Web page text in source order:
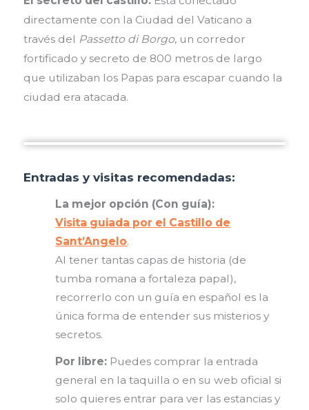
directamente con la Ciudad del Vaticano a
través del Passetto di Borgo, un corredor
fortificado y secreto de 800 metros de largo
que utilizaban los Papas para escapar cuando la
ciudad era atacada.
Entradas y visitas recomendadas:
La mejor opción (Con guía):
Visita guiada por el Castillo de
Sant’Angelo.
Al tener tantas capas de historia (de
tumba romana a fortaleza papal),
recorrerlo con un guía en español es la
única forma de entender sus misterios y
secretos.
Por libre: Puedes comprar la entrada
general en la taquilla o en su web oficial si
solo quieres entrar para ver las estancias y